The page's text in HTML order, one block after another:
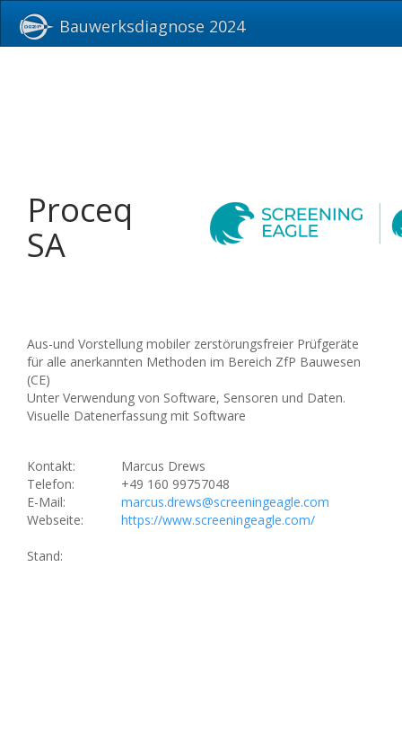
Bauwerksdiagnose 2024
Proceq
SA
Aus-und Vorstellung mobiler zerstörungsfreier Prüfgeräte
für alle anerkannten Methoden im Bereich ZfP Bauwesen
(CE)
Unter Verwendung von Software, Sensoren und Daten.
Visuelle Datenerfassung mit Software
Kontakt:
Marcus Drews
Telefon:
+49 160 99757048
E-Mail:
marcus.drews@screeningeagle.com
Webseite:
https://www.screeningeagle.com/
Stand: